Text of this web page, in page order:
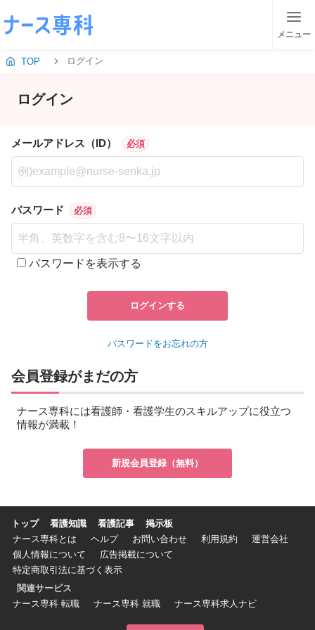
メニュー
TOP ログイン
ログイン
メールアドレス（ID） 必須
パスワード 必須
パスワードを表示する
ログインする
パスワードをお忘れの方
会員登録がまだの方
ナース専科には看護師・看護学生のスキルアップに役立つ
情報が満載！
新規会員登録（無料）
トップ 看護知識 看護記事
掲示板
ナース専科とは
ヘルプ お問い合わせ 利用規約
運営会社
個人情報について
広告掲載について
特定商取引法に基づく表示
関連サービス
ナース専科 転職
ナース専科 就職 ナース専科求人ナビ